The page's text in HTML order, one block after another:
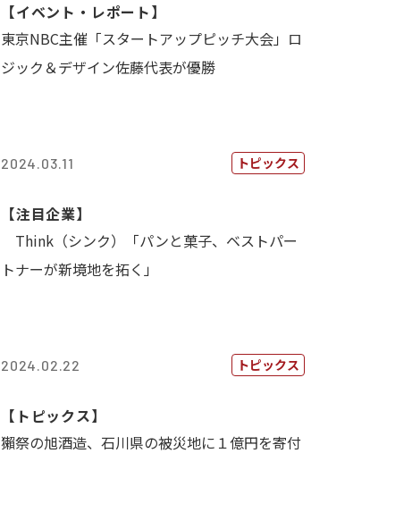
【イベント・レポート】
東京NBC主催「スタートアップピッチ大会」ロ
ジック＆デザイン佐藤代表が優勝
2024.03.11 トピックス
【注目企業】
Think（シンク）「パンと菓子、ベストパー
トナーが新境地を拓く」
2024.02.22 トピックス
【トピックス】
獺祭の旭酒造、石川県の被災地に１億円を寄付